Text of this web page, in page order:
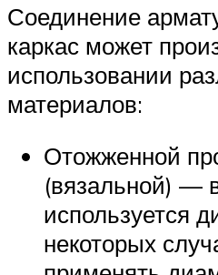
Соединение
каркас может
использовании
материалов:
Отожженной
(вязальной) —
используется
некоторых